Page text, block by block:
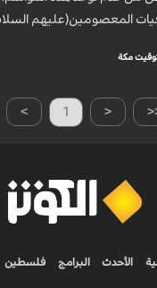
المعصومين(عليهم
> 1 <
الأحدث البرامج فلسطين